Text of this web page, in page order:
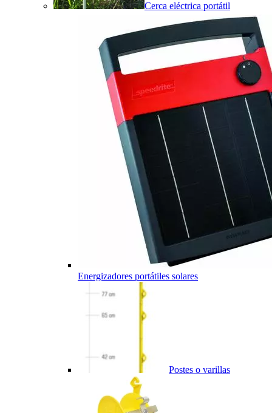
Cerca eléctrica portátil
Energizadores portátiles solares
Postes o varillas